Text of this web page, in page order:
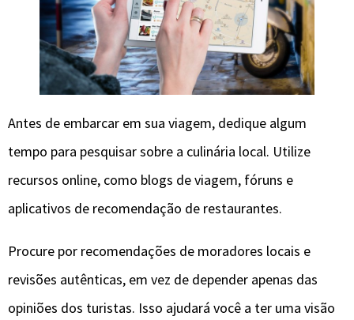
Antes de embarcar em sua viagem, dedique algum
tempo para pesquisar sobre a culinária local. Utilize
recursos online, como blogs de viagem, fóruns e
aplicativos de recomendação de restaurantes.
Procure por recomendações de moradores locais e
revisões autênticas, em vez de depender apenas das
opiniões dos turistas. Isso ajudará você a ter uma visão